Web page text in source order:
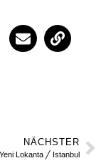
NÄCHSTER
Yeni Lokanta ╱ Istanbul